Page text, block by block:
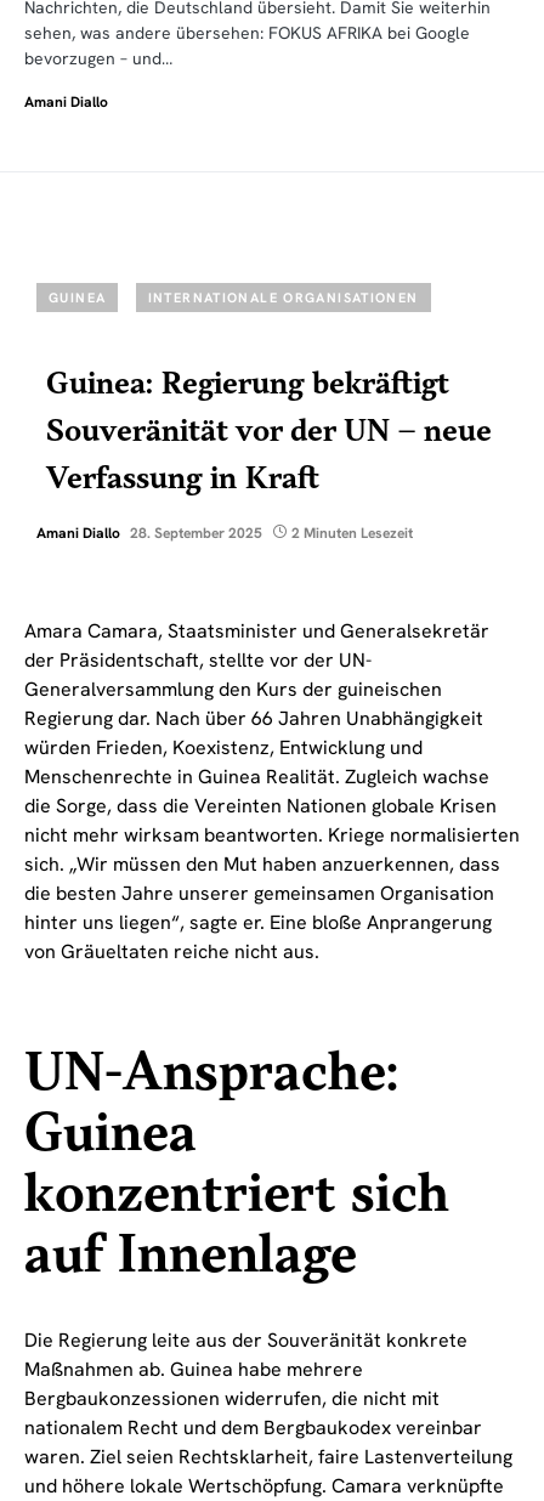
Nachrichten, die Deutschland übersieht. Damit Sie weiterhin
sehen, was andere übersehen: FOKUS AFRIKA bei Google
bevorzugen – und…
Amani Diallo
GUINEA INTERNATIONALE ORGANISATIONEN
Guinea: Regierung bekräftigt
Souveränität vor der UN – neue
Verfassung in Kraft
Amani Diallo 28. September 2025 2 Minuten Lesezeit
Amara Camara, Staatsminister und Generalsekretär
der Präsidentschaft, stellte vor der UN-
Generalversammlung den Kurs der guineischen
Regierung dar. Nach über 66 Jahren Unabhängigkeit
würden Frieden, Koexistenz, Entwicklung und
Menschenrechte in Guinea Realität. Zugleich wachse
die Sorge, dass die Vereinten Nationen globale Krisen
nicht mehr wirksam beantworten. Kriege normalisierten
sich. „Wir müssen den Mut haben anzuerkennen, dass
die besten Jahre unserer gemeinsamen Organisation
hinter uns liegen“, sagte er. Eine bloße Anprangerung
von Gräueltaten reiche nicht aus.
UN-Ansprache:
Guinea
konzentriert sich
auf Innenlage
Die Regierung leite aus der Souveränität konkrete
Maßnahmen ab. Guinea habe mehrere
Bergbaukonzessionen widerrufen, die nicht mit
nationalem Recht und dem Bergbaukodex vereinbar
waren. Ziel seien Rechtsklarheit, faire Lastenverteilung
und höhere lokale Wertschöpfung. Camara verknüpfte